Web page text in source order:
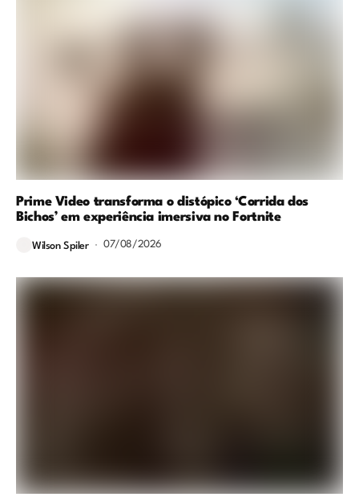
Prime Video transforma o distópico ‘Corrida dos
Bichos’ em experiência imersiva no Fortnite
Wilson Spiler 07/08/2026